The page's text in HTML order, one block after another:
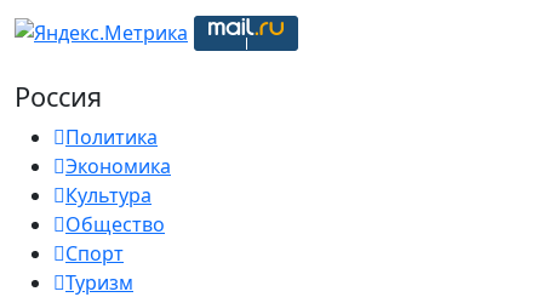
Россия
Политика
Экономика
Культура
Общество
Спорт
Туризм